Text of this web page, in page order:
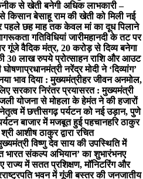
से खेती बनेगी अधिक लाभकारी –
किसान बेसाहू राम की खेती को मिली नई
छह माह तक केवल मां का दूध पिलाने
गतिविधियां जारीमहानदी के तट पर
गूंजे वैदिक मंत्र, 20 करोड़ से दिव्य बनेगा
30 लाख रुपये प्रोत्साहन राशि और आउट
प्रधानमंत्री नरेंद्र मोदी ने ‘दिव्यांग’
भाव दिया : मुख्यमंत्रीहर जीवन अनमोल,
सरकार निरंतर प्रयासरत : मुख्यमंत्री
योजना से मोहला के हेमंत ने की हजारों
में छत्तीसगढ़ पर्यटन को नई उड़ान, पुणे
बाजार में मजबूत हुई पहचानहरि ठाकुर
आशीष ठाकुर द्वारा रचित
विष्णु देव साय की उपस्थिति में
भारत संकल्प अभियान’ का शुभारंभनए
राज्य में सतत प्रशिक्षण, मॉनिटरिंग और
राष्ट्रपति भवन में गूंजी बस्तर की जनजातीय